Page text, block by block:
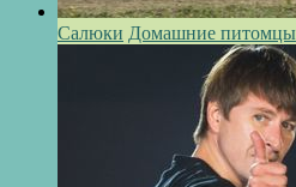
Салюки Домашние питомцы